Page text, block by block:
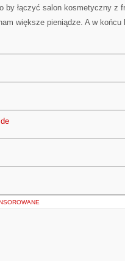
by łączyć salon kosmetyczny z
większe pieniądze. A w